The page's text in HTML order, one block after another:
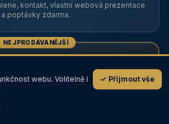
kontakt, vlastní webová prezentace
a poptávky zdarma.
NEJPRODÁVANĚJŠÍ
partner
přednost ve výpisech, zlatý odznak a
💬
webu. Volitelně i
✓ Přijmout vše